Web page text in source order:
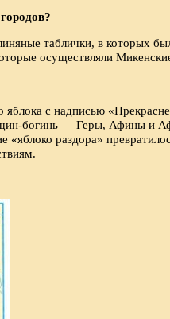
таблички, в которых
осуществляли
с надписью
богинь — Геры, Афины и
раздора»